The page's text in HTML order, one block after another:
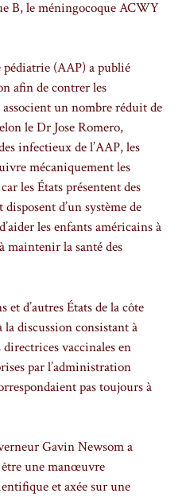
B, le méningocoque ACWY
pédiatrie (AAP) a publié
afin de contrer les
un nombre réduit de
le Dr Jose Romero,
infectieux de l’AAP, les
mécaniquement les
les États présentent des
d’un système de
les enfants américains à
maintenir la santé des
et d’autres États de la côte
discussion consistant à
vaccinales en
par l’administration
pas toujours à
Gavin Newsom a
une manœuvre
et axée sur une